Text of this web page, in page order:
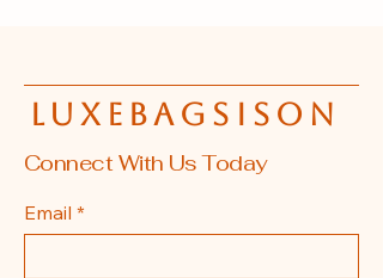
luxebagsison
Connect With Us Today
Email *